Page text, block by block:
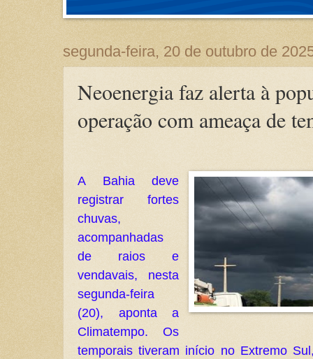
segunda-feira, 20 de outubro de
Neoenergia faz alerta à
operação com ameaça de
A Bahia deve
registrar fortes
chuvas,
acompanhadas
de raios e
vendavais, nesta
segunda-feira
(20), aponta a
Climatempo. Os
temporais tiveram início no Extremo